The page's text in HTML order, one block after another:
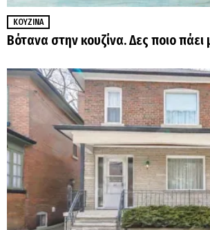
ΚΟΥΖΊΝΑ
Βότανα στην κουζίνα. Δες ποιο πάει